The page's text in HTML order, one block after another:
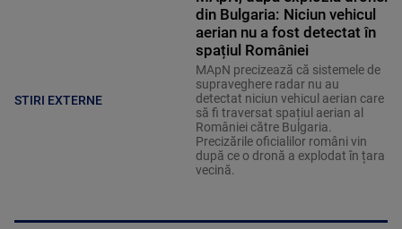
STIRI EXTERNE
din Bulgaria: Niciun vehicul
aerian nu a fost detectat în
spațiul României
MApN precizează că sistemele de
supraveghere radar nu au
detectat niciun vehicul aerian care
să fi traversat spațiul aerian al
României către Bulgaria.
Precizările oficialilor români vin
după ce o dronă a explodat în țara
vecină.